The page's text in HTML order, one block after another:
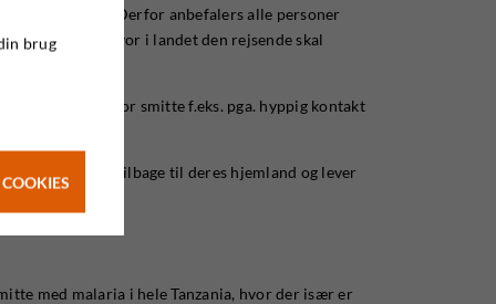
beskyttelse. Derfor anbefalers alle personer
uanset hvor i landet den rejsende skal
stor risiko for smitte f.eks. pga. hyppig kontakt
som rejser tilbage til deres hjemland og lever
med malaria i hele Tanzania, hvor der især er
brug